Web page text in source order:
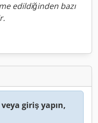
edildiğinden bazı
giriş yapın,